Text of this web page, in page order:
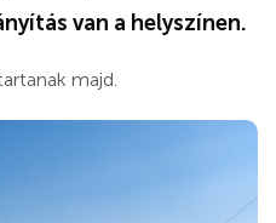
van a helyszínen.
majd.